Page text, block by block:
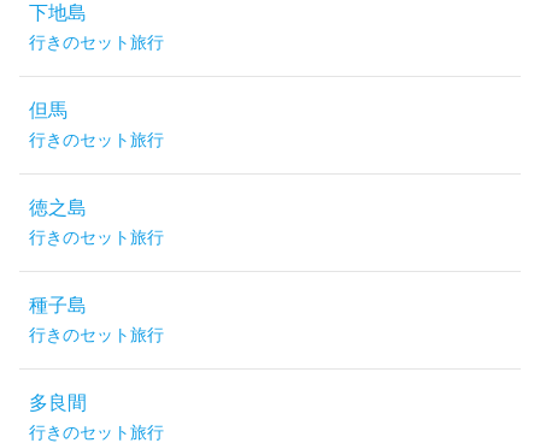
下地島
行きのセット旅行
但馬
行きのセット旅行
徳之島
行きのセット旅行
種子島
行きのセット旅行
多良間
行きのセット旅行